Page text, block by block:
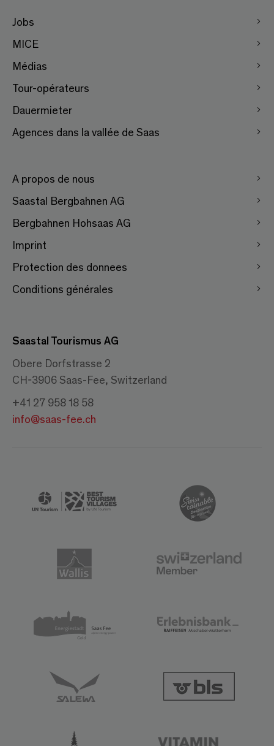
Jobs
MICE
Médias
Tour-opérateurs
Dauermieter
Agences dans la vallée de Saas
A propos de nous
Saastal Bergbahnen AG
Bergbahnen Hohsaas AG
Imprint
Protection des donnees
Conditions générales
Saastal Tourismus AG
Obere Dorfstrasse 2
CH-3906 Saas-Fee, Switzerland
+41 27 958 18 58
info@saas-fee.ch